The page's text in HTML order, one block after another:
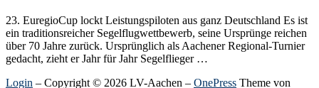
23. EuregioCup lockt Leistungspiloten aus ganz Deutschland Es ist
ein traditionsreicher Segelflugwettbewerb, seine Ursprünge reichen
über 70 Jahre zurück. Ursprünglich als Aachener Regional-Turnier
gedacht, zieht er Jahr für Jahr Segel­flieger …
Login – Copyright © 2026 LV-Aachen – OnePress Theme von